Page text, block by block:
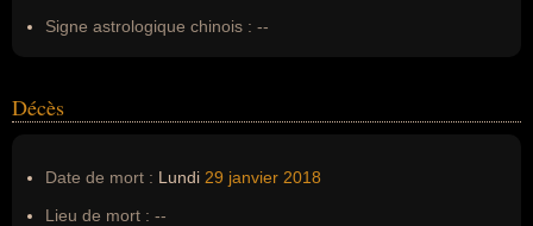
Signe astrologique chinois : --
Décès
Date de mort : Lundi 29 janvier 2018
Lieu de mort : --